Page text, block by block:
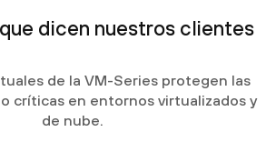
dicen nuestros clientes
de la VM-Series protegen las
críticas en entornos virtualizados y
de nube.